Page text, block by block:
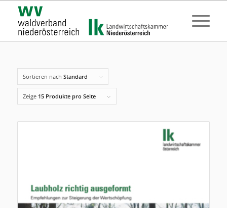
Sortieren nach Standard
Zeige 15 Produkte pro Seite